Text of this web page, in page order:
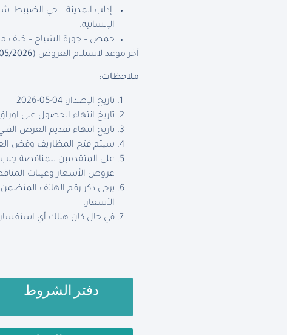
الإنسانية.
حمص – جورة الشياح – خلف
آخر موعد لاستلام العروض (2026
ملاحظات:
تاريخ الإصدار: 04-05-2026
تاريخ انتهاء الحصول على اوراق المناقصة 12-05-2026
تاريخ انتهاء تقديم العرض الفني والمالي : 12-05-2026
سيتم فتح المظاريف وفض
على المتقدمين للمناقصة
عروض الأسعار وعينات
يرجى ذكر رقم الهاتف
الأسعار.
في حال كان هناك أي
دفتر الشروط